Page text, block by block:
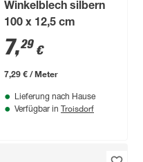
Winkelblech silbern
100 x 12,5 cm
7,29 €
7,29 € / Meter
Lieferung nach Hause
Verfügbar in Troisdorf